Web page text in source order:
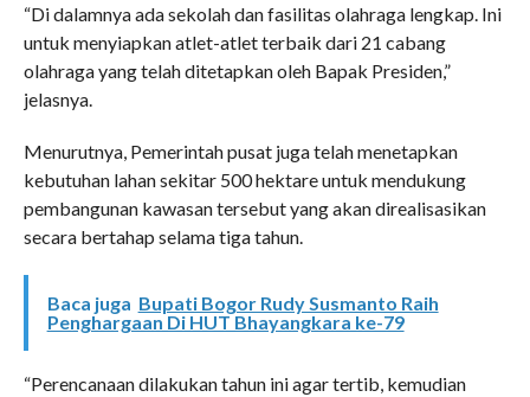
“Di dalamnya ada sekolah dan fasilitas olahraga lengkap. Ini
untuk menyiapkan atlet-atlet terbaik dari 21 cabang
olahraga yang telah ditetapkan oleh Bapak Presiden,”
jelasnya.
Menurutnya, Pemerintah pusat juga telah menetapkan
kebutuhan lahan sekitar 500 hektare untuk mendukung
pembangunan kawasan tersebut yang akan direalisasikan
secara bertahap selama tiga tahun.
Baca juga Bupati Bogor Rudy Susmanto Raih
Penghargaan Di HUT Bhayangkara ke-79
“Perencanaan dilakukan tahun ini agar tertib, kemudian